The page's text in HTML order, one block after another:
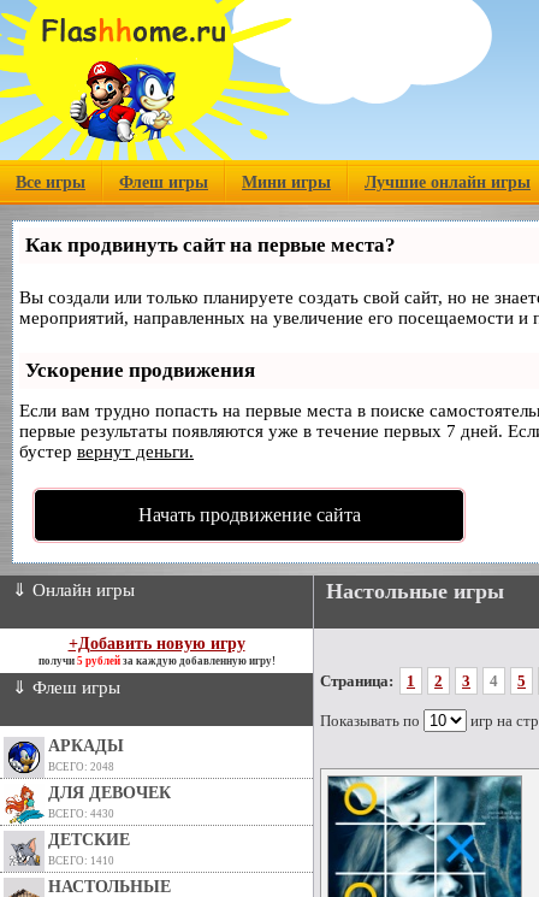
Все игры Флеш игры Мини игры Лучшие онлайн игры
Как продвинуть сайт на первые места?
Вы создали или только планируете создать свой сайт, но не
мероприятий, направленных на увеличение его посещаемости
Ускорение продвижения
Если вам трудно попасть на первые места в поиске
первые результаты появляются уже в течение первых 7 дней.
бустер вернут деньги.
Начать продвижение сайта
⇓ Онлайн игры
+Добавить новую игру
получи 5 рублейза каждую добавленную игру!
⇓ Флеш игры
АРКАДЫ
ВСЕГО: 2048
ДЛЯ ДЕВОЧЕК
ВСЕГО: 4430
ДЕТСКИЕ
ВСЕГО: 1410
НАСТОЛЬНЫЕ
Настольные игры
Страница: 1 2 3 4 5
Показывать по игр на